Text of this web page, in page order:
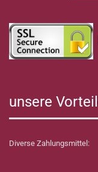
unsere
Diverse Zahlungsmittel: